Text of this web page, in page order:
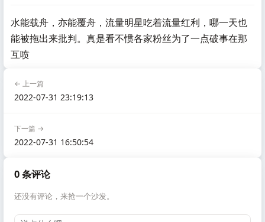
水能载舟，亦能覆舟，流量明星吃着流量红利，哪一天也
能被拖出来批判。真是看不惯各家粉丝为了一点破事在那
互喷
← 上一篇
2022-07-31 23:19:13
下一篇 →
2022-07-31 16:50:54
0 条评论
还没有评论，来抢一个沙发。